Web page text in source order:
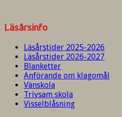
Läsårsinfo
Läsårstider 2025-2026
Läsårstider 2026-2027
Blanketter
Anförande om klagomål
Vänskola
Trivsam skola
Visselblåsning